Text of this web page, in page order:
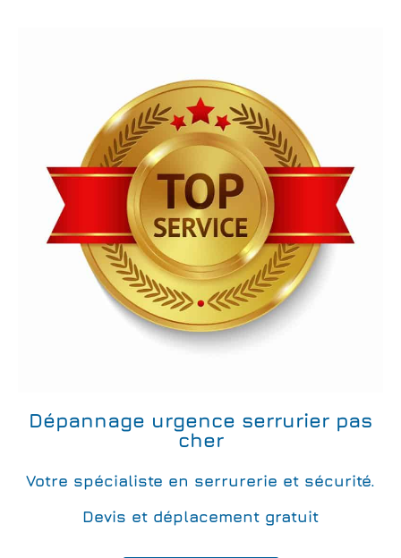
Dépannage urgence serrurier pas
cher
Votre spécialiste en serrurerie et sécurité.
Devis et déplacement gratuit